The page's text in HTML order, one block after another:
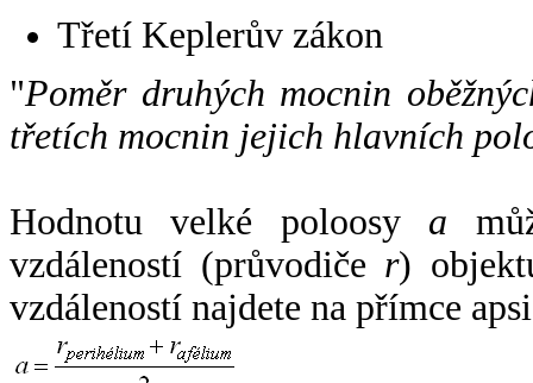
Třetí Keplerův zákon
"Poměr druhých mocnin
třetích mocnin jejich hlavních
Hodnotu velké poloosy a
vzdáleností (průvodiče r)
vzdáleností najdete na přímce